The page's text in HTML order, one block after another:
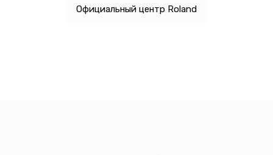
Официальный центр Roland